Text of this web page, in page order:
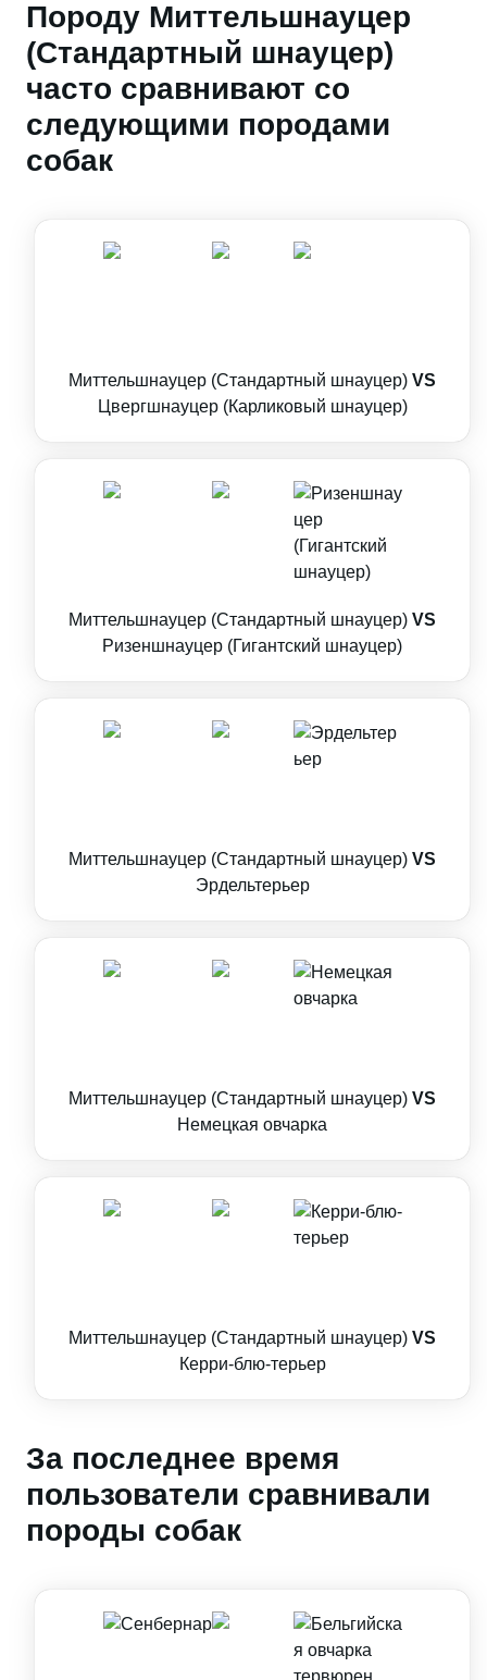
Породу Миттельшнауцер
(Стандартный шнауцер)
часто сравнивают со
следующими породами
собак
Миттельшнауцер (Стандартный шнауцер) VS
Цвергшнауцер (Карликовый шнауцер)
Миттельшнауцер (Стандартный шнауцер) VS
Ризеншнауцер (Гигантский шнауцер)
Миттельшнауцер (Стандартный шнауцер) VS
Эрдельтерьер
Миттельшнауцер (Стандартный шнауцер) VS
Немецкая овчарка
Миттельшнауцер (Стандартный шнауцер) VS
Керри-блю-терьер
За последнее время
пользователи сравнивали
породы собак